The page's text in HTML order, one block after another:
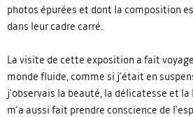
photos épurées et dont la composition
dans leur cadre carré.
La visite de cette exposition a fait
monde fluide, comme si j'était en
j'observais la beauté, la délicatesse et la
m'a aussi fait prendre conscience de